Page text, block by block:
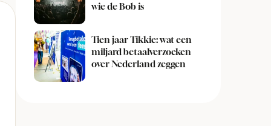
wie de Bob is
Tien jaar Tikkie: wat een
miljard betaalverzoeken
over Nederland zeggen